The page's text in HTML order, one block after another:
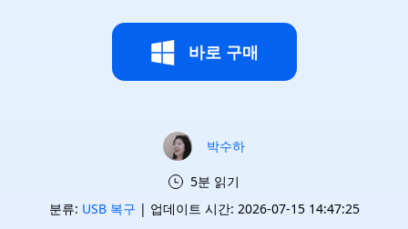
바로 구매
박수하
5분 읽기
분류: USB 복구 | 업데이트 시간: 2026-07-15 14:47:25